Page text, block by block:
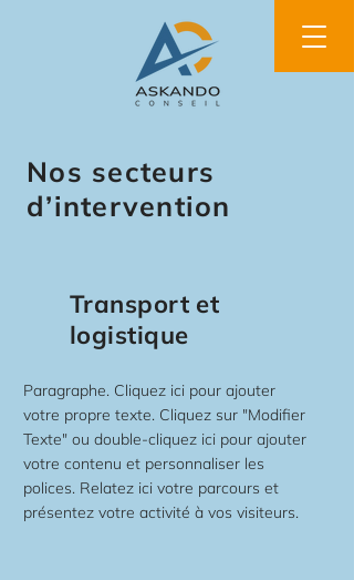
Nos secteurs
d’intervention
Transport et
logistique
Paragraphe. Cliquez ici pour ajouter
votre propre texte. Cliquez sur "Modifier
Texte" ou double-cliquez ici pour ajouter
votre contenu et personnaliser les
polices. Relatez ici votre parcours et
présentez votre activité à vos visiteurs.